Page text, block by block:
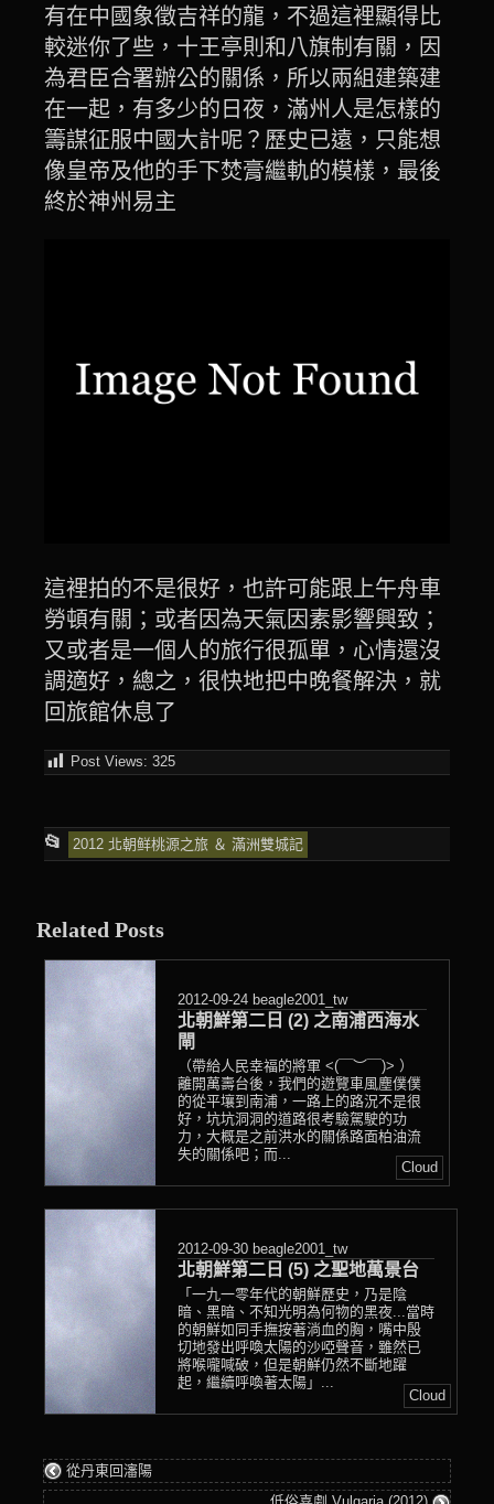
有在中國象徵吉祥的龍，不過這裡顯得比
較迷你了些，十王亭則和八旗制有關，因
為君臣合署辦公的關係，所以兩組建築建
在一起，有多少的日夜，滿州人是怎樣的
籌謀征服中國大計呢？歷史已遠，只能想
像皇帝及他的手下焚膏繼軌的模樣，最後
終於神州易主
這裡拍的不是很好，也許可能跟上午舟車
勞頓有關；或者因為天氣因素影響興致；
又或者是一個人的旅行很孤單，心情還沒
調適好，總之，很快地把中晚餐解決，就
回旅館休息了
Post Views: 325
📂
This
posted
in
2012 北朝鲜桃源之旅 ＆ 滿洲雙城記
Related Posts
2012-09-24 beagle2001_tw
北朝鮮第二日 (2) 之南浦西海水
閘
（帶給人民幸福的將軍 <(￣︶￣)> ）
離開萬壽台後，我們的遊覽車風塵僕僕
的從平壤到南浦，一路上的路況不是很
好，坑坑洞洞的道路很考驗駕駛的功
力，大概是之前洪水的關係路面柏油流
失的關係吧；而...
Cloud
2012-09-30 beagle2001_tw
北朝鮮第二日 (5) 之聖地萬景台
「一九一零年代的朝鮮歷史，乃是陰
暗、黑暗、不知光明為何物的黑夜...當時
的朝鮮如同手撫按著淌血的胸，嘴中殷
切地發出呼喚太陽的沙啞聲音，雖然已
將喉嚨喊破，但是朝鮮仍然不斷地躍
起，繼續呼喚著太陽」...
Cloud
從丹東回瀋陽